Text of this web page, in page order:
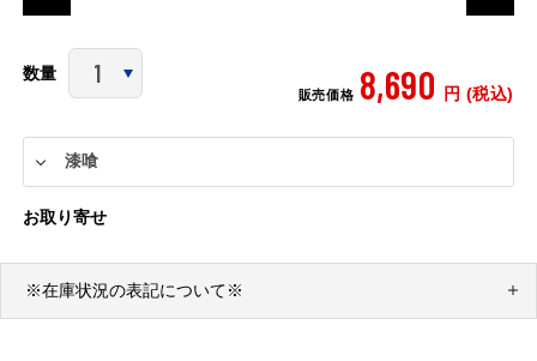
数量
販売価格 8,690 円 (税込)
お取り寄せ
※在庫状況の表記について※